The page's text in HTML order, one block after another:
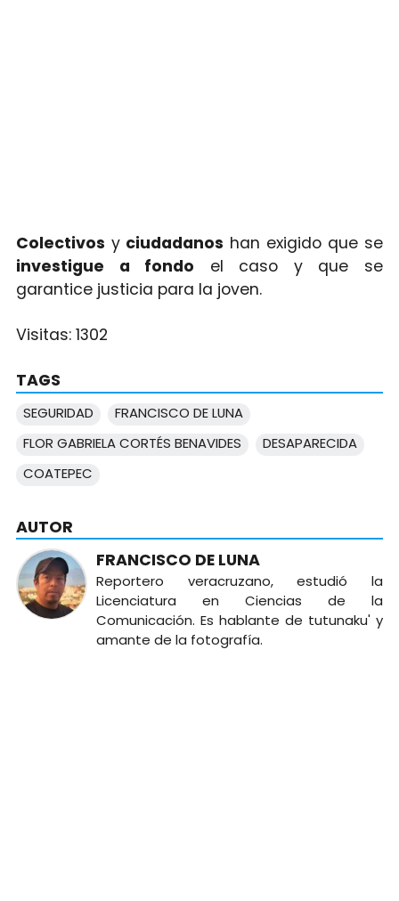
Colectivos yciudadanos han exigido que se
investigue a fondo el caso y que se
garantice justicia para la joven.
Visitas: 1302
TAGS
SEGURIDAD
FRANCISCO DE LUNA
FLOR GABRIELA CORTÉS BENAVIDES
DESAPARECIDA
COATEPEC
AUTOR
FRANCISCO DE LUNA
Reportero veracruzano, estudió la
Licenciatura en Ciencias de la
Comunicación. Es hablante de tutunaku' y
amante de la fotografía.